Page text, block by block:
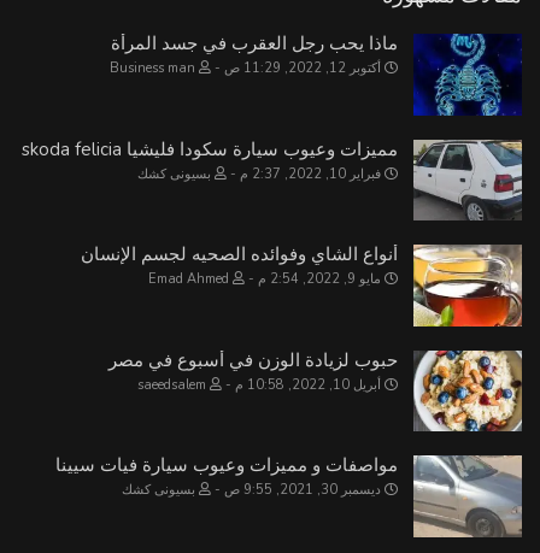
ماذا يحب رجل العقرب في جسد المرأة
أكتوبر 12, 2022, 11:29 ص
مميزات وعيوب سيارة سكودا فليشيا skoda felicia
فبراير 10, 2022, 2:37 م بسيونى كشك
أنواع الشاي وفوائده الصحيه لجسم الإنسان
مايو 9, 2022, 2:54 م
حبوب لزيادة الوزن في أسبوع في مصر
أبريل 10, 2022, 10:58 م
مواصفات و مميزات وعيوب سيارة فيات سيينا
ديسمبر 30, 2021, 9:55 ص بسيونى كشك